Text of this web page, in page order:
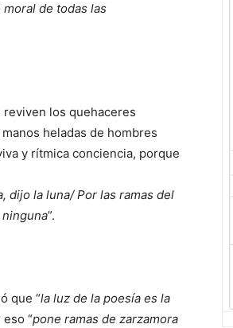
de todas las
los quehaceres
heladas de hombres
y rítmica conciencia, porque
dijo la luna/ Por las ramas del
”.
que “la luz de la poesía es la
eso “pone ramas de zarzamora